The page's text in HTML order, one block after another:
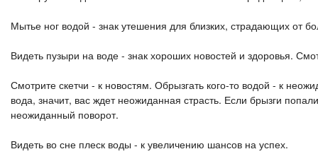
Мытье ног водой - знак утешения для близких, страдающих от
Видеть пузыри на воде - знак хороших новостей и здоровья.
Смотрите скетчи - к новостям. Обрызгать кого-то водой - к
вода, значит, вас ждет неожиданная страсть. Если брызги
неожиданный поворот.
Видеть во сне плеск воды - к увеличению шансов на успех.